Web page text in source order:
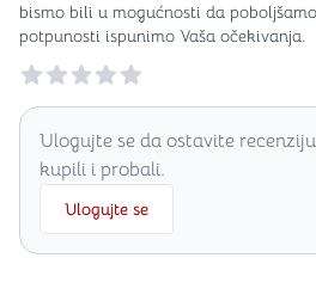
bismo bili u mogućnosti da
potpunosti ispunimo Vaša očekivanja.
Reviews
Ulogujte se da ostavite
kupili i probali.
Ulogujte se